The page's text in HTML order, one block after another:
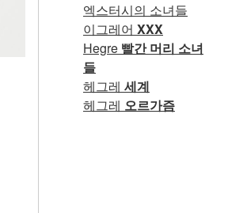
엑스터시의 소녀들
이그레어 XXX
Hegre 빨간 머리 소녀
들
헤그레 세계
헤그레 오르가즘